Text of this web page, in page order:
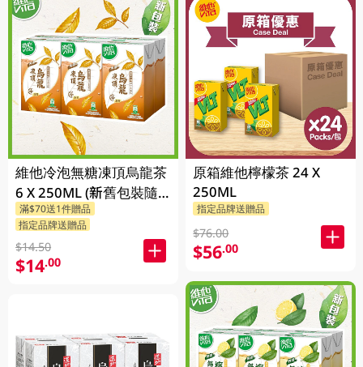
維他冷泡無糖凍頂烏龍茶
6 X 250ML (新舊包裝隨
機發貨)
滿$70送1件贈品
指定品牌送贈品
$14.50
$14.00
原箱維他檸檬茶 24 X
250ML
指定品牌送贈品
$76.00
$56.00